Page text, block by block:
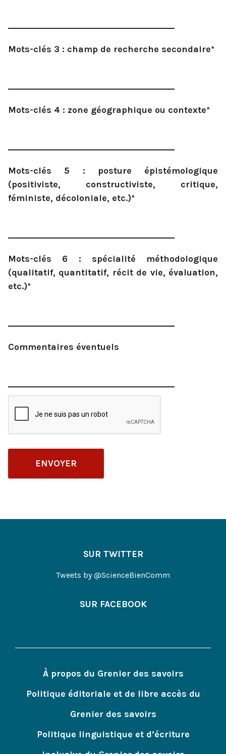
Mots-clés 3 : champ de recherche secondaire*
Mots-clés 4 : zone géographique ou contexte*
Mots-clés 5 : posture épistémologique
(positiviste, constructiviste, critique,
féministe, décoloniale, etc.)*
Mots-clés 6 : spécialité méthodologique
(qualitatif, quantitatif, récit de vie, évaluation,
etc.)*
Commentaires éventuels
SUR TWITTER
Tweets by @ScienceBienComm
SUR FACEBOOK
À propos du Grenier des savoirs
Politique éditoriale et de libre accès du
Grenier des savoirs
Politique linguistique et d’écriture